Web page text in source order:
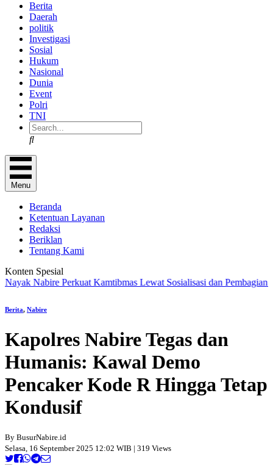
Berita
Daerah
politik
Investigasi
Sosial
Hukum
Nasional
Dunia
Event
Polri
TNI
Search
Menu
Beranda
Ketentuan Layanan
Redaksi
Beriklan
Tentang Kami
Konten Spesial
Nabire Perkuat Kamtibmas Lewat Sosialisasi dan Pembagian
Berita, Nabire
Kapolres Nabire Tegas dan
Humanis: Kawal Demo
Pencaker Kode R Hingga Tetap
Kondusif
By BusurNabire.id
Selasa, 16 September 2025 12:02 WIB | 319 Views